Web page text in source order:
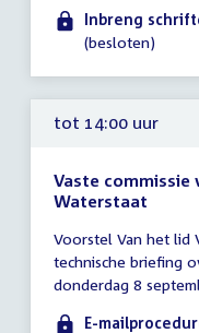
14:00
uur
Inbreng
(besloten)
tot 14:00 uur
Vaste
Waterstaat
vergadering
tot
14:00
uur
Voorstel Van het lid
technische briefing
donderdag 8
E-